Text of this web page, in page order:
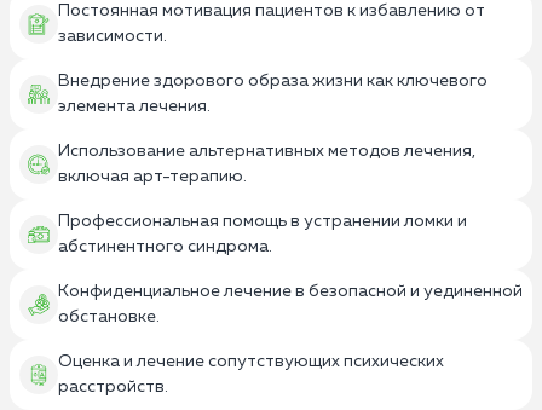
Постоянная мотивация пациентов к избавлению от
зависимости.
Внедрение здорового образа жизни как ключевого
элемента лечения.
Использование альтернативных методов лечения,
включая арт-терапию.
Профессиональная помощь в устранении ломки и
абстинентного синдрома.
Конфиденциальное лечение в безопасной и уединенной
обстановке.
Оценка и лечение сопутствующих психических
расстройств.